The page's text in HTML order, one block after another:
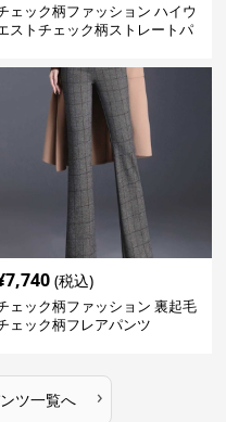
ェック柄ファッション ハイウ
ストチェック柄ストレートパ
7,740 (税込)
ェック柄ファッション 裏起毛
ェック柄フレアパンツ
ツ一覧へ ›